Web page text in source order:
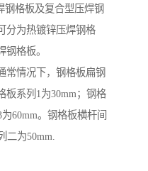
格板及复合型压焊钢
分为热镀锌压焊钢格
格板。
常情况下，钢格板扁钢
板系列1为30mm；钢格
60mm。钢格板横杆间
二为50mm.